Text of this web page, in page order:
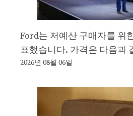
Ford는 저예산 구매자를 위
표했습니다. 가격은 다음과
2026년 08월 06일